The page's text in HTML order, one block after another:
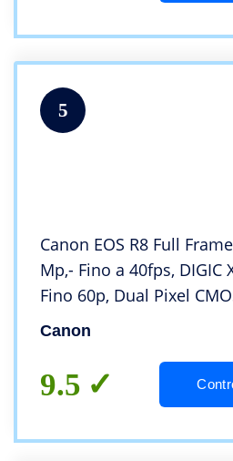
5
Canon EOS R8 Full
Mp,- Fino a 40fps, DIGIC
Fino 60p, Dual Pixel
Display Touch
Canon
9.5